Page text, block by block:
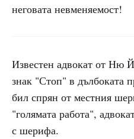
неговата невменяемост!
Известен адвокат от Ню
знак "Стоп" в дълбоката
бил спрян от местния
"голямата работа",
с шерифа.